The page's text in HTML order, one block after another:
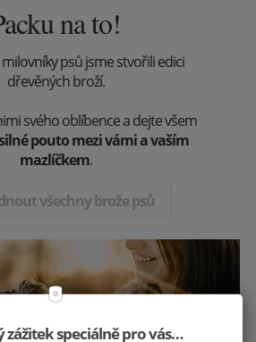
na to!
psů jsme stvořili edici
dřevěných broží.
svého oblíbence a dejte všem
pouto mezi vámi a vaším
mazlíčkem.
všechny brože psů
zážitek speciálně pro vás…